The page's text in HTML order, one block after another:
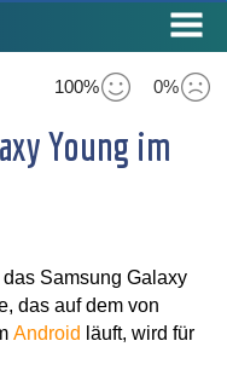
100% 0%
Young im
Samsung Galaxy
das auf dem von
Android läuft, wird für